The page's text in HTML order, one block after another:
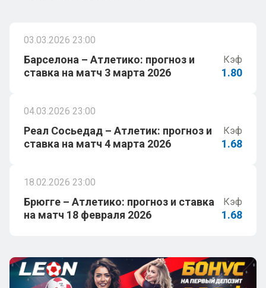
03.03.2026 23:00
Барселона – Атлетико: прогноз и
ставка на матч 3 марта 2026
Кэф
1.80
04.03.2026 23:00
Реал Сосьедад – Атлетик: прогноз и
ставка на матч 4 марта 2026
Кэф
1.68
18.02.2026 23:00
Брюгге – Атлетико: прогноз и ставка
на матч 18 февраля 2026
Кэф
1.68